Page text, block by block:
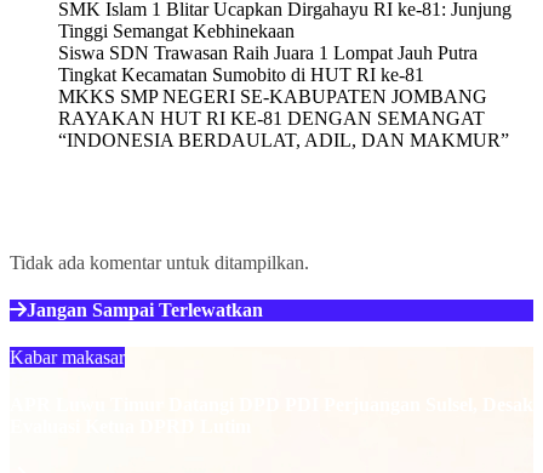
SMK Islam 1 Blitar Ucapkan Dirgahayu RI ke-81: Junjung
Tinggi Semangat Kebhinekaan
Siswa SDN Trawasan Raih Juara 1 Lompat Jauh Putra
Tingkat Kecamatan Sumobito di HUT RI ke-81
MKKS SMP NEGERI SE-KABUPATEN JOMBANG
RAYAKAN HUT RI KE-81 DENGAN SEMANGAT
“INDONESIA BERDAULAT, ADIL, DAN MAKMUR”
Tidak ada komentar untuk ditampilkan.
Jangan Sampai Terlewatkan
Kabar makasar